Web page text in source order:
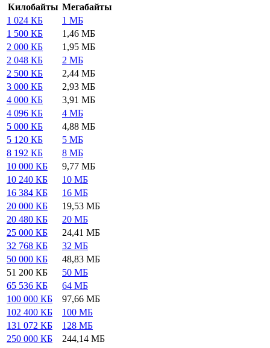
Килобайты Мегабайты
1 024 КБ
1 МБ
1 500 КБ
1,46 МБ
2 000 КБ
1,95 МБ
2 048 КБ
2 МБ
2 500 КБ
2,44 МБ
3 000 КБ
2,93 МБ
4 000 КБ
3,91 МБ
4 096 КБ
4 МБ
5 000 КБ
4,88 МБ
5 120 КБ
5 МБ
8 192 КБ
8 МБ
10 000 КБ
9,77 МБ
10 240 КБ
10 МБ
16 384 КБ
16 МБ
20 000 КБ
19,53 МБ
20 480 КБ
20 МБ
25 000 КБ
24,41 МБ
32 768 КБ
32 МБ
50 000 КБ
48,83 МБ
51 200 КБ
50 МБ
65 536 КБ
64 МБ
100 000 КБ
97,66 МБ
102 400 КБ
100 МБ
131 072 КБ
128 МБ
250 000 КБ
244,14 МБ